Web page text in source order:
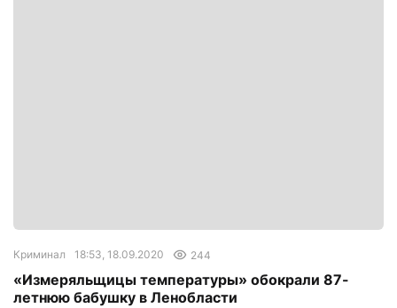
Криминал 18:53, 18.09.2020 244
«Измеряльщицы температуры» обокрали 87-
летнюю бабушку в Ленобласти